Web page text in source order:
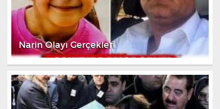
Narin Olayı Gerçekleri